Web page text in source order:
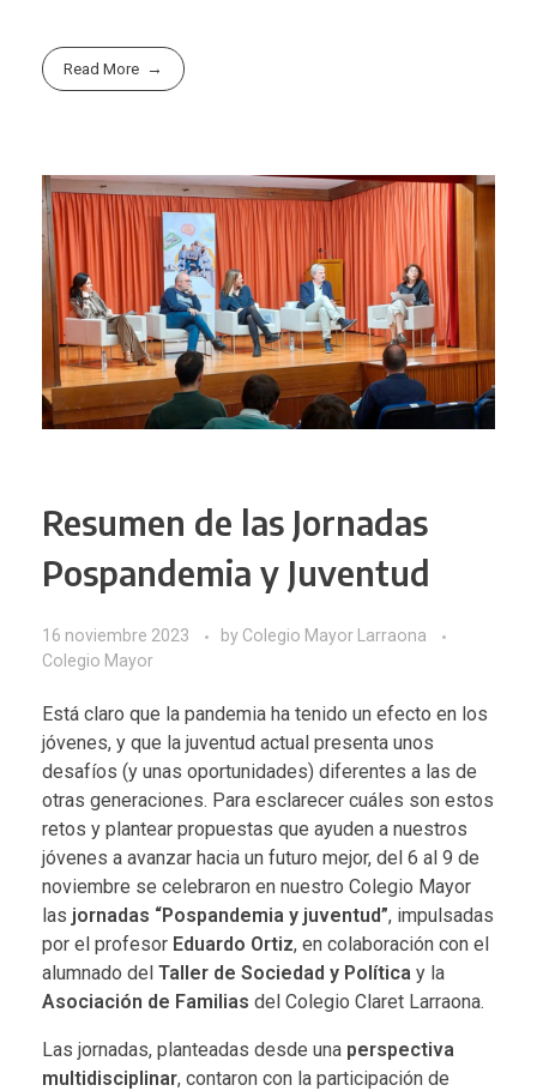
Read More
Resumen de las Jornadas
Pospandemia y Juventud
16 noviembre 2023 by Colegio Mayor Larraona
Colegio Mayor
Está claro que la pandemia ha tenido un efecto en los
jóvenes, y que la juventud actual presenta unos
desafíos (y unas oportunidades) diferentes a las de
otras generaciones. Para esclarecer cuáles son estos
retos y plantear propuestas que ayuden a nuestros
jóvenes a avanzar hacia un futuro mejor, del 6 al 9 de
noviembre se celebraron en nuestro Colegio Mayor
las jornadas “Pospandemia y juventud”, impulsadas
por el profesor Eduardo Ortiz, en colaboración con el
alumnado del Taller de Sociedad y Política y la
Asociación de Familias del Colegio Claret Larraona.
Las jornadas, planteadas desde una perspectiva
multidisciplinar, contaron con la participación de